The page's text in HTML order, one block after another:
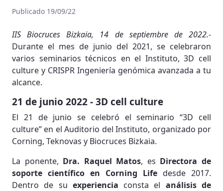
Publicado 19/09/22
IIS Biocruces Bizkaia, 14 de septiembre de 2022.-
Durante el mes de junio del 2021, se celebraron
varios seminarios técnicos en el Instituto, 3D cell
culture y CRISPR Ingeniería genómica avanzada a tu
alcance.
21 de junio 2022 - 3D cell culture
El 21 de junio se celebró el seminario “3D cell
culture” en el Auditorio del Instituto, organizado por
Corning, Teknovas y Biocruces Bizkaia.
La ponente, Dra. Raquel Matos, es Directora de
soporte científico en Corning Life desde 2017.
Dentro de su experiencia consta el análisis de